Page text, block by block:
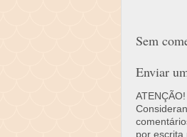
Sem
Enviar
ATENÇÃO!
por escrita